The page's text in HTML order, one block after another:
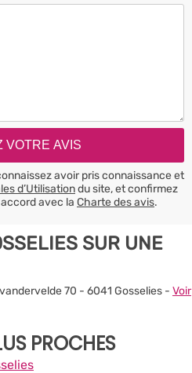
avoir pris connaissance et
d’Utilisationdu site, et confirmez
avec la Charte des avis.
SUR UNE
70 - 6041 Gosselies - Voir
PROCHES